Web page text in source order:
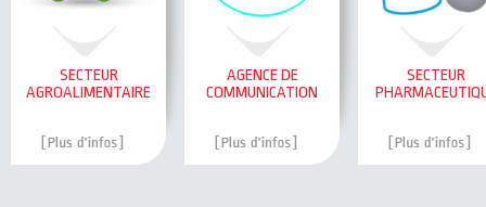
SECTEUR
AGROALIMENTAIRE
AGENCE DE
COMMUNICATION
SECTEUR